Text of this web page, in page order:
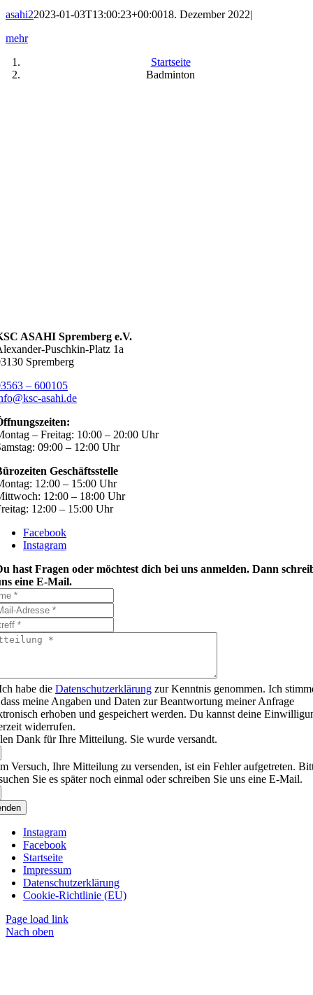
asahi22023-01-03T13:00:23+00:0018. Dezember 2022|
mehr
Startseite
Badminton
ASAHI Spremberg e.V.
Puschkin-Platz 1a
Spremberg
– 600105
asahi.de
– Freitag: 10:00 – 20:00 Uhr
09:00 – 12:00 Uhr
Geschäftsstelle
12:00 – 15:00 Uhr
12:00 – 18:00 Uhr
12:00 – 15:00 Uhr
Facebook
Instagram
hast Fragen oder möchtest dich bei uns anmelden. Dann
eine E-Mail.
habe die Datenschutzerklärung zur Kenntnis genommen. Ich
meine Angaben und Daten zur Beantwortung meiner Anfrage
erhoben und gespeichert werden. Du kannst deine
widerrufen.
Dank für Ihre Mitteilung. Sie wurde versandt.
Versuch, Ihre Mitteilung zu versenden, ist ein Fehler aufgetreten.
Sie es später noch einmal oder schreiben Sie uns eine E-Mail.
Instagram
Facebook
Startseite
Impressum
Datenschutzerklärung
Cookie-Richtlinie (EU)
Page load link
Nach oben